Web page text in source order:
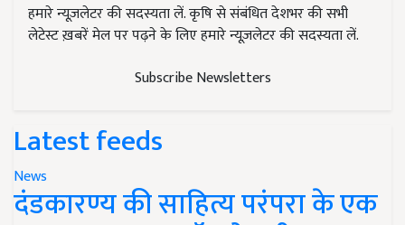
हमारे न्यूज़लेटर की सदस्यता लें. कृषि से संबंधित देशभर की सभी
लेटेस्ट ख़बरें मेल पर पढ़ने के लिए हमारे न्यूज़लेटर की सदस्यता लें.
Subscribe Newsletters
Latest feeds
News
दंडकारण्य की साहित्य परंपरा के एक